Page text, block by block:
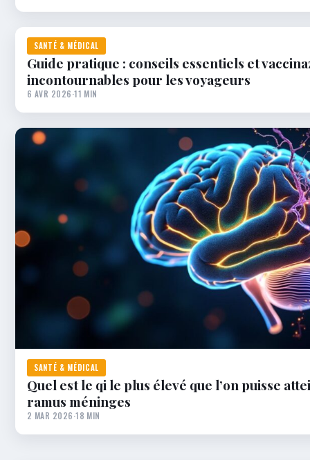
SANTÉ & MÉDICAL
Guide pratique : conseils essentiels et
incontournables pour les voyageurs
6 AVR 2026·11 MIN
SANTÉ & MÉDICAL
Quel est le qi le plus élevé que l’on puisse
ramus méninges
2 MAR 2026·18 MIN